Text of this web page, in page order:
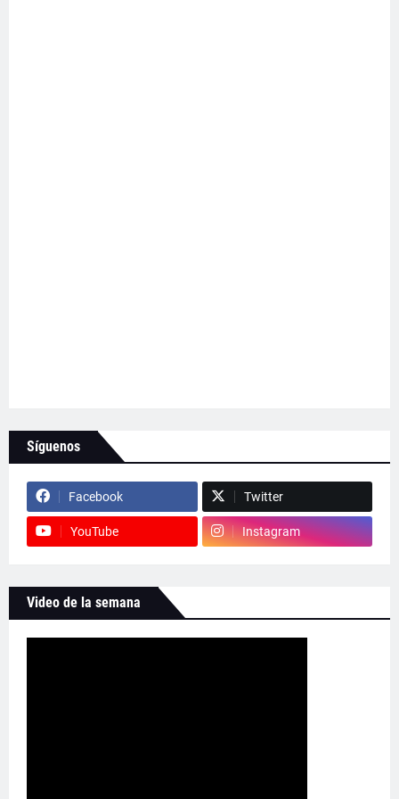
Síguenos
Facebook Twitter
YouTube Instagram
Video de la semana